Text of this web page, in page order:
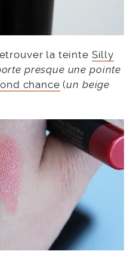
la teinte Silly
presque une pointe
chance (un beige